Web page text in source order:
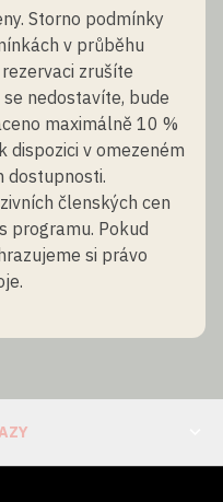
Storno podmínky
v průběhu
zrušíte
nedostavíte, bude
maximálně 10 %
dispozici v omezeném
dostupnosti.
členských cen
programu. Pokud
si právo